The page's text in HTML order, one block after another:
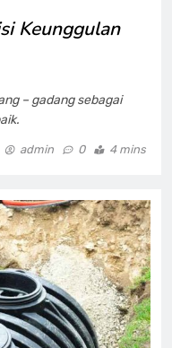
Keunggulan
– gadang sebagai
admin 0 4 mins